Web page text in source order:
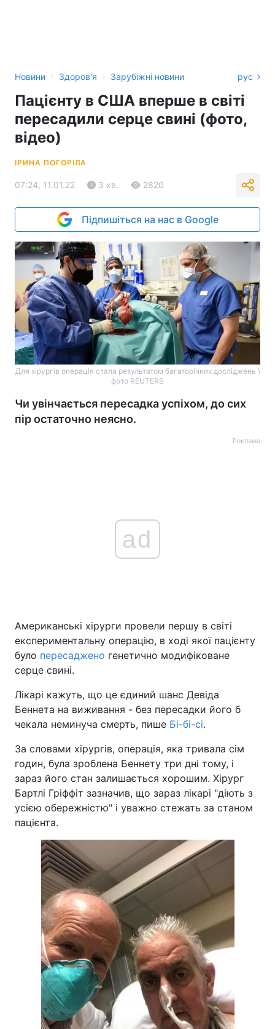
Новини › Здоров'я › Зарубіжні новини рус
Пацієнту в США вперше в світі
пересадили серце свині (фото,
відео)
ІРИНА ПОГОРІЛА
07:24, 11.01.22 3 хв. 2820
Підпишіться на нас в Google
Для хірургів операція стала результатом багаторічних досліджень \
фото REUTERS
Чи увінчається пересадка успіхом, до сих
пір остаточно неясно.
Реклама
ad
Американські хірурги провели першу в світі
експериментальну операцію, в ході якої пацієнту
було пересаджено генетично модифіковане
серце свині.
Лікарі кажуть, що це єдиний шанс Девіда
Беннета на виживання - без пересадки його б
чекала неминуча смерть, пише Бі-бі-сі.
За словами хірургів, операція, яка тривала сім
годин, була зроблена Беннету три дні тому, і
зараз його стан залишається хорошим. Хірург
Бартлі Гріффіт зазначив, що зараз лікарі "діють з
усією обережністю" і уважно стежать за станом
пацієнта.